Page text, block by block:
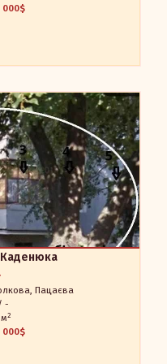
000$
Каденюка
Пацаєва
-
2
000$
на Каденюка
вул. Леоніда Каденюка.
Район Пацаєва-Конєва
Поряд обласна лікарня.
та розвинена
Транспортна розв"язка.
- АГВ (автономне газове
вікна та всі
балкон (засклений,
вхідні двері з хорошими
з домофоном. Є погріб та
не проїзний двір. Є